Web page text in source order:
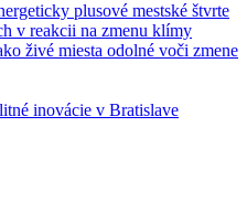
plusové mestské štvrte
v reakcii na zmenu klímy
živé miesta odolné voči zmene
inovácie v Bratislave